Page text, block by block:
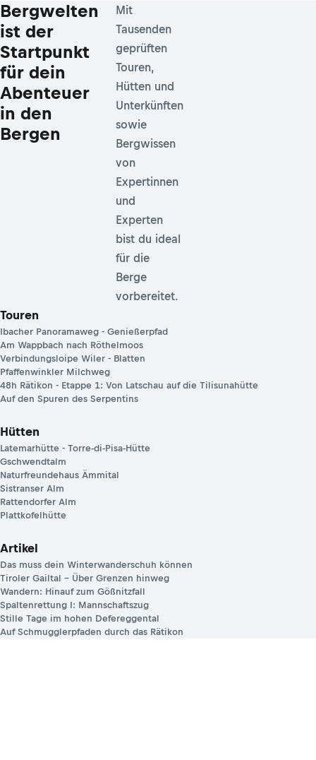
Bergwelten
ist der
Startpunkt
für dein
Abenteuer
in den
Bergen
Mit
Tausenden
geprüften
Touren,
Hütten und
Unterkünften
sowie
Bergwissen
von
Expertinnen
und
Experten
bist du ideal
für die
Berge
vorbereitet.
Touren
Ibacher Panoramaweg - Genießerpfad
Am Wappbach nach Röthelmoos
Verbindungsloipe Wiler - Blatten
Pfaffenwinkler Milchweg
48h Rätikon - Etappe 1: Von Latschau auf die Tilisunahütte
Auf den Spuren des Serpentins
Hütten
Latemarhütte - Torre-di-Pisa-Hütte
Gschwendtalm
Naturfreundehaus Ämmital
Sistranser Alm
Rattendorfer Alm
Plattkofelhütte
Artikel
Das muss dein Winterwanderschuh können
Tiroler Gailtal – Über Grenzen hinweg
Wandern: Hinauf zum Gößnitzfall
Spaltenrettung I: Mannschaftszug
Stille Tage im hohen Defereggental
Auf Schmugglerpfaden durch das Rätikon